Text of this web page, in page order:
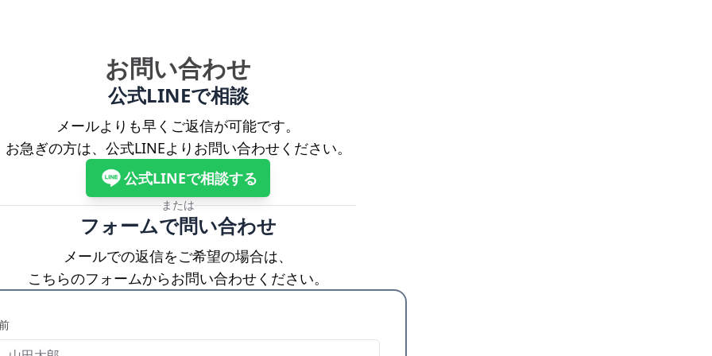
お問い合わせ
公式LINEで相談
メールよりも早くご返信が可能です。
お急ぎの方は、公式LINEよりお問い合わせください。
公式LINEで相談する
または
フォームで問い合わせ
メールでの返信をご希望の場合は、
こちらのフォームからお問い合わせください。